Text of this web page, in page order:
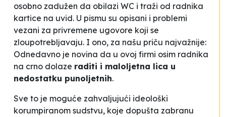
osobno zadužen da obilazi WC i traži od radnika
kartice na uvid. U pismu su opisani i problemi
vezani za privremene ugovore koji se
zloupotrebljavaju. I ono, za našu priču najvažnije:
Odnedavno je novina da u ovoj firmi osim radnika
na crno dolaze raditi i maloljetna lica u
nedostatku punoljetnih.
Sve to je moguće zahvaljujući ideološki
korumpiranom sudstvu, koje dopušta zabranu